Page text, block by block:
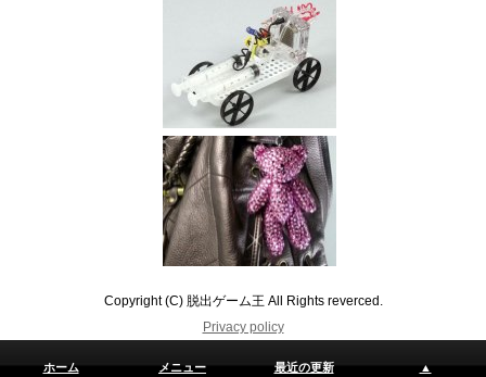
Copyright (C) 脱出ゲーム王 All Rights reverced.
Privacy policy
ホーム メニュー 最近の更新 ▲